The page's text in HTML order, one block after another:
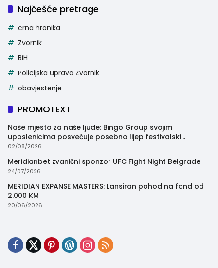
Najčešće pretrage
crna hronika
Zvornik
BiH
Policijska uprava Zvornik
obavjestenje
PROMOTEXT
Naše mjesto za naše ljude: Bingo Group svojim
uposlenicima posvećuje posebno lijep festivalski
trenutak
02/08/2026
Meridianbet zvanični sponzor UFC Fight Night Belgrade
24/07/2026
MERIDIAN EXPANSE MASTERS: Lansiran pohod na fond od
2.000 KM
20/06/2026